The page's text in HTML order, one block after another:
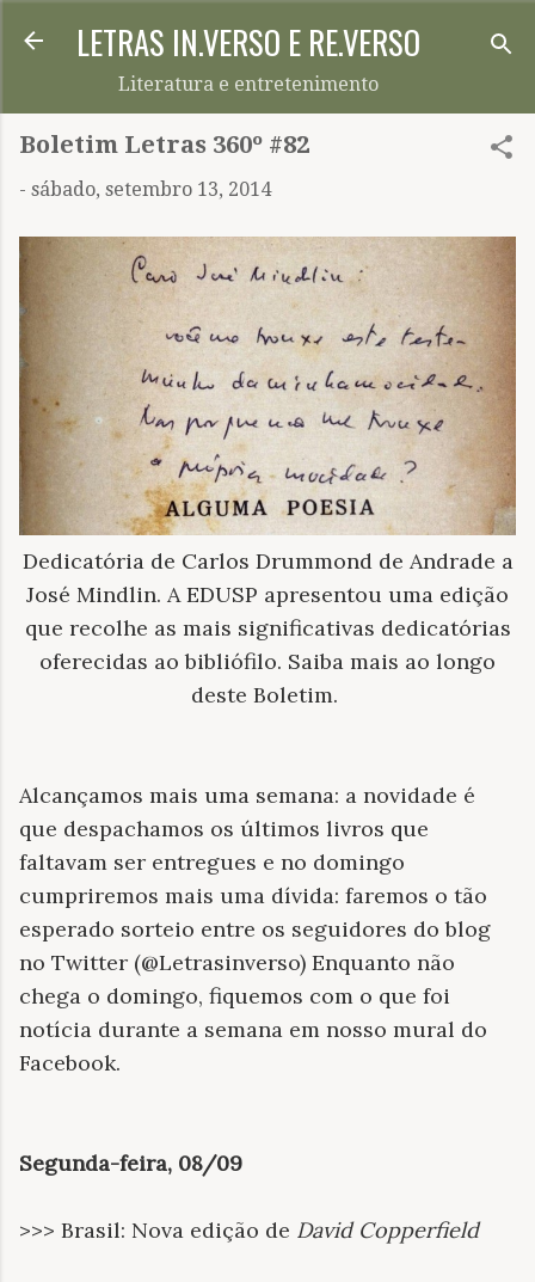
Pular para o conteúdo principal
LETRAS IN.VERSO E RE.VERSO
Literatura e entretenimento
Boletim Letras 360º #82
- sábado, setembro 13, 2014
Dedicatória de Carlos Drummond de Andrade a
José Mindlin. A EDUSP apresentou uma edição
que recolhe as mais significativas dedicatórias
oferecidas ao bibliófilo. Saiba mais ao longo
deste Boletim.
Alcançamos mais uma semana: a novidade é
que despachamos os últimos livros que
faltavam ser entregues e no domingo
cumpriremos mais uma dívida: faremos o tão
esperado sorteio entre os seguidores do blog
no Twitter (@Letrasinverso) Enquanto não
chega o domingo, fiquemos com o que foi
notícia durante a semana em nosso mural do
Facebook.
Segunda-feira, 08/09
>>> Brasil: Nova edição de David Copperfield